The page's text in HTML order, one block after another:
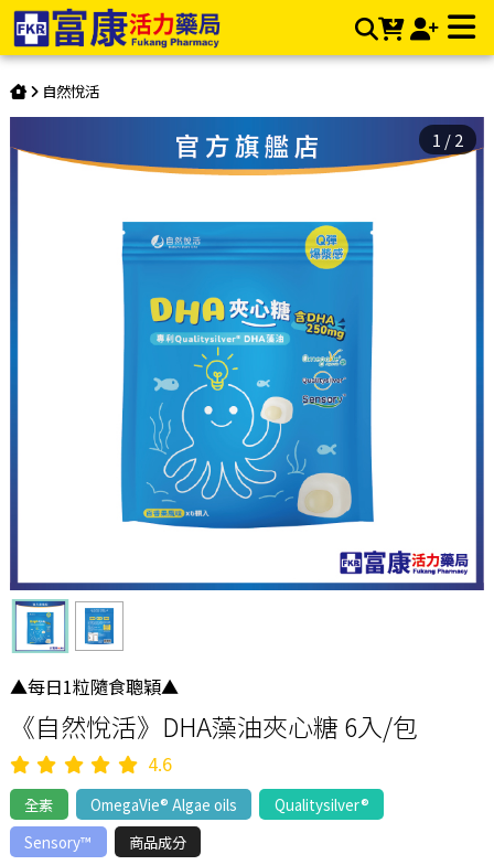
《自然悅活》DHA藻油夾心糖 6入/包 | 富康活力藥局購物商城
自然悅活
1 /2
▲每日1粒隨食聰穎▲
《自然悅活》DHA藻油夾心糖 6入/包
4.6
全素 OmegaVie® Algae oils
Qualitysilver®
Sensory™
商品成分